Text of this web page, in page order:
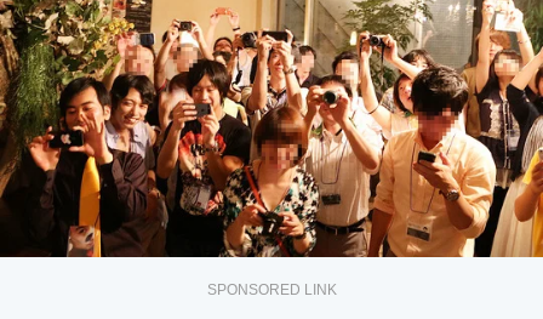
SPONSORED LINK